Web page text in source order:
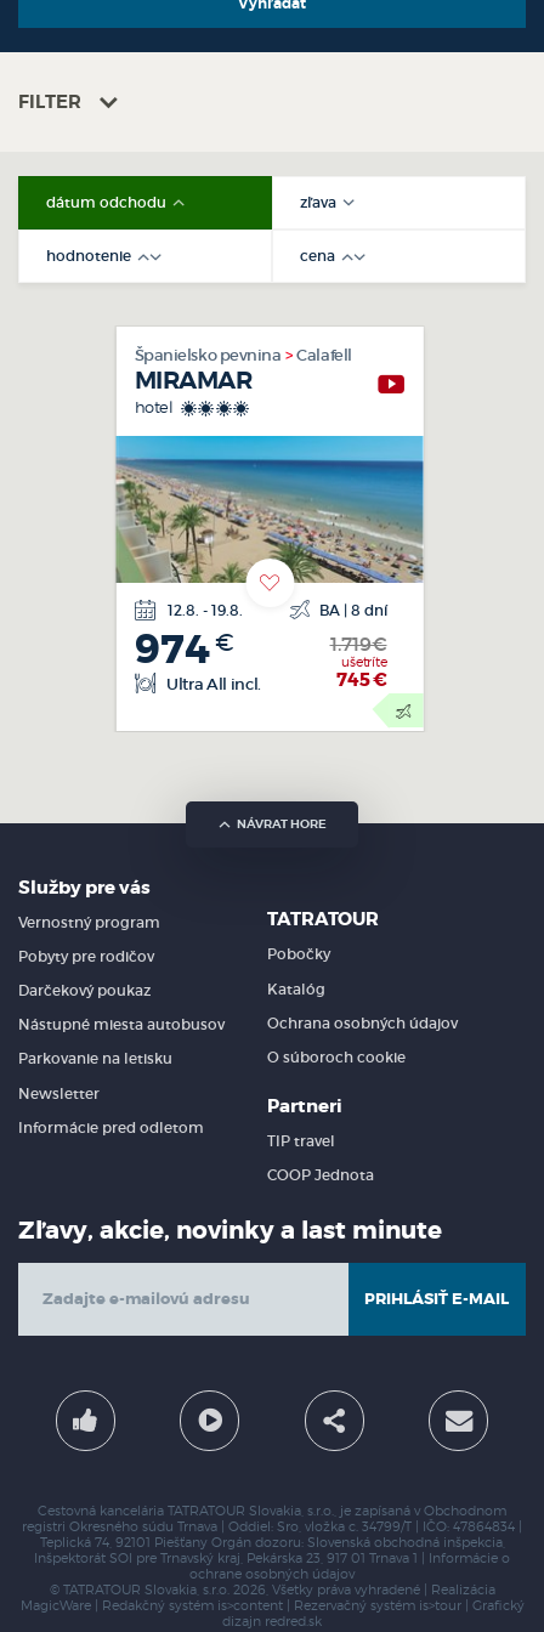
FILTER
dátum odchodu zľava
hodnotenie cena
Španielsko pevnina Calafell
MIRAMAR
hotel ****
12.8. - 19.8.
974€ 1.719€
ušetríte
745€
Ultra All incl.
letecká
doprava
BA | 8 dní
NÁVRAT HORE
Služby pre vás
Vernostný program
Pobyty pre rodičov
Darčekový poukaz
Nástupné miesta autobusov
Parkovanie na letisku
Newsletter
Informácie pred odletom
TATRATOUR
Pobočky
Katalóg
Ochrana osobných údajov
O súboroch cookie
Partneri
TIP travel
COOP Jednota
Zľavy, akcie, novinky a last minute
PRIHLÁSIŤ E-MAIL
Cestovná kancelária TATRATOUR Slovakia, s.r.o., je zapísaná v Obchodnom
registri Okresného súdu Trnava | Oddiel: Sro, vložka c. 34799/T | IČO: 47864834 |
Teplická 74, 92101 Piešťany Orgán dozoru: Slovenská obchodná inšpekcia,
Inšpektorát SOI pre Trnavský kraj,
Pekárska 23, 917 01 Trnava 1 |
Informácie o
ochrane osobných údajov
© TATRATOUR Slovakia, s.r.o. 2026, Všetky práva vyhradené | Realizácia
MagicWare| Redakčný systém is>content| Rezervačný systém is>tour| Grafický
dizajn redred.sk